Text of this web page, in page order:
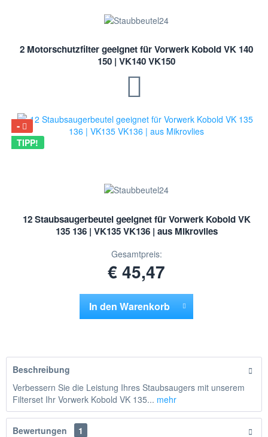
2 Motorschutzfilter geeignet für Vorwerk Kobold VK 140
150 | VK140 VK150
TIPP!
12 Staubsaugerbeutel geeignet für Vorwerk Kobold VK
135 136 | VK135 VK136 | aus Mikrovlies
Gesamtpreis:
€ 45,47
In den Warenkorb
Beschreibung
Verbessern Sie die Leistung Ihres Staubsaugers mit unserem
Filterset Ihr Vorwerk Kobold VK 135... mehr
Bewertungen
1